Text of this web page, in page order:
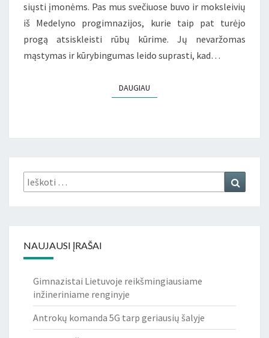
siųsti įmonėms. Pas mus svečiuose buvo ir moksleivių
iš Medelyno progimnazijos, kurie taip pat turėjo
progą atsiskleisti rūbų kūrime. Jų nevaržomas
mąstymas ir kūrybingumas leido suprasti, kad…
DAUGIAU
Ieškoti:
NAUJAUSI ĮRAŠAI
Gimnazistai Lietuvoje reikšmingiausiame
inžineriniame renginyje
Antrokų komanda 5G tarp geriausių šalyje